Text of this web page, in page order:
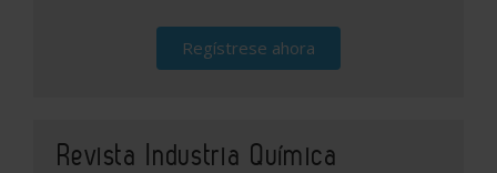
Regístrese ahora
Revista Industria Química